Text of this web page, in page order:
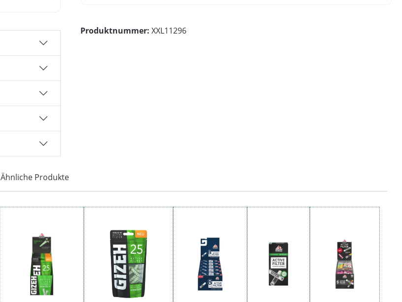
Produktnummer: XXL11296
Ähnliche Produkte